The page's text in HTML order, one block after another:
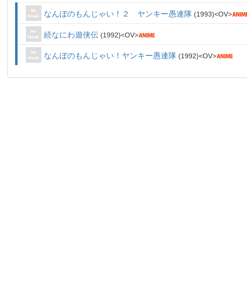
なんぼのもんじゃい！２ ヤンキー愚連隊 1993 OV
続なにわ遊侠伝 1992 OV
なんぼのもんじゃい！ヤンキー愚連隊 1992 OV